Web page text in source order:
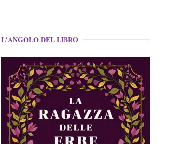
L'ANGOLO DEL LIBRO